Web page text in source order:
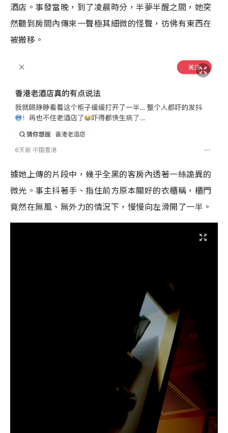
酒店。事發當晚，到了凌晨時分，半夢半醒之間，她突
然聽到房間內傳來一聲極其細微的怪聲，彷佛有東西在
被搬移。
據她上傳的片段中，幾乎全黑的客房內透著一絲詭異的
微光。事主抖著手、指住前方原本關好的衣櫃稱，櫃門
竟然在無風、無外力的情況下，慢慢向左滑開了一半。